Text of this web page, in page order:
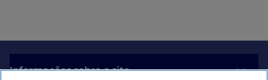
Informações sobre o site